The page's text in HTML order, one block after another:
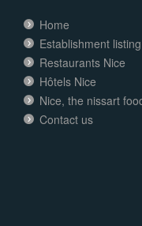
Home
Establishment listing
Restaurants Nice
Hôtels Nice
Nice, the nissart
Contact us